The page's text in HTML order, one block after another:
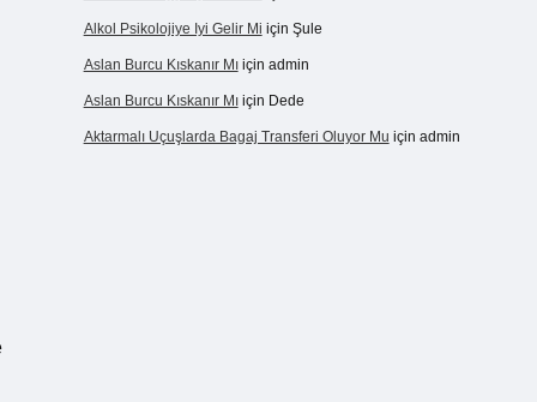
Alkol Psikolojiye Iyi Gelir Mi için Şule
Aslan Burcu Kıskanır Mıiçin admin
Aslan Burcu Kıskanır Mıiçin Dede
Aktarmalı Uçuşlarda Bagaj Transferi Oluyor Mu için admin